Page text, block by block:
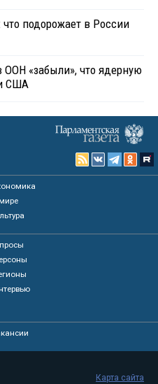
что подорожает в России
«забыли», что ядерную
США
Карта сайта